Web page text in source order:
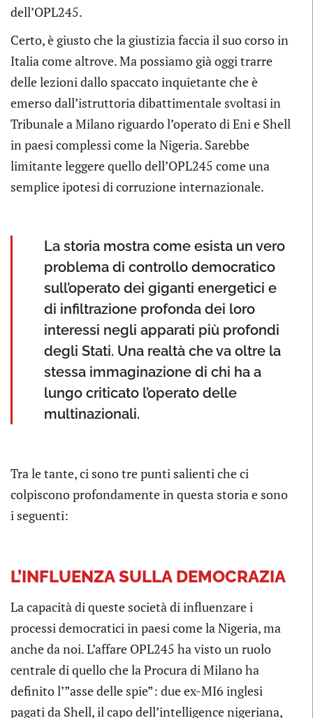
dell’OPL245.
Certo, è giusto che la giustizia faccia il suo corso in
Italia come altrove. Ma possiamo già oggi trarre
delle lezioni dallo spaccato inquietante che è
emerso dall’istruttoria dibattimentale svoltasi in
Tribunale a Milano riguardo l’operato di Eni e Shell
in paesi complessi come la Nigeria. Sarebbe
limitante leggere quello dell’OPL245 come una
semplice ipotesi di corruzione internazionale.
La storia mostra come esista un vero
problema di controllo democratico
sull’operato dei giganti energetici e
di infiltrazione profonda dei loro
interessi negli apparati più profondi
degli Stati. Una realtà che va oltre la
stessa immaginazione di chi ha a
lungo criticato l’operato delle
multinazionali.
Tra le tante, ci sono tre punti salienti che ci
colpiscono profondamente in questa storia e sono
i seguenti:
L’INFLUENZA SULLA DEMOCRAZIA
La capacità di queste società di influenzare i
processi democratici in paesi come la Nigeria, ma
anche da noi. L’affare OPL245 ha visto un ruolo
centrale di quello che la Procura di Milano ha
definito l’”asse delle spie”: due ex-MI6 inglesi
pagati da Shell, il capo dell’intelligence nigeriana,